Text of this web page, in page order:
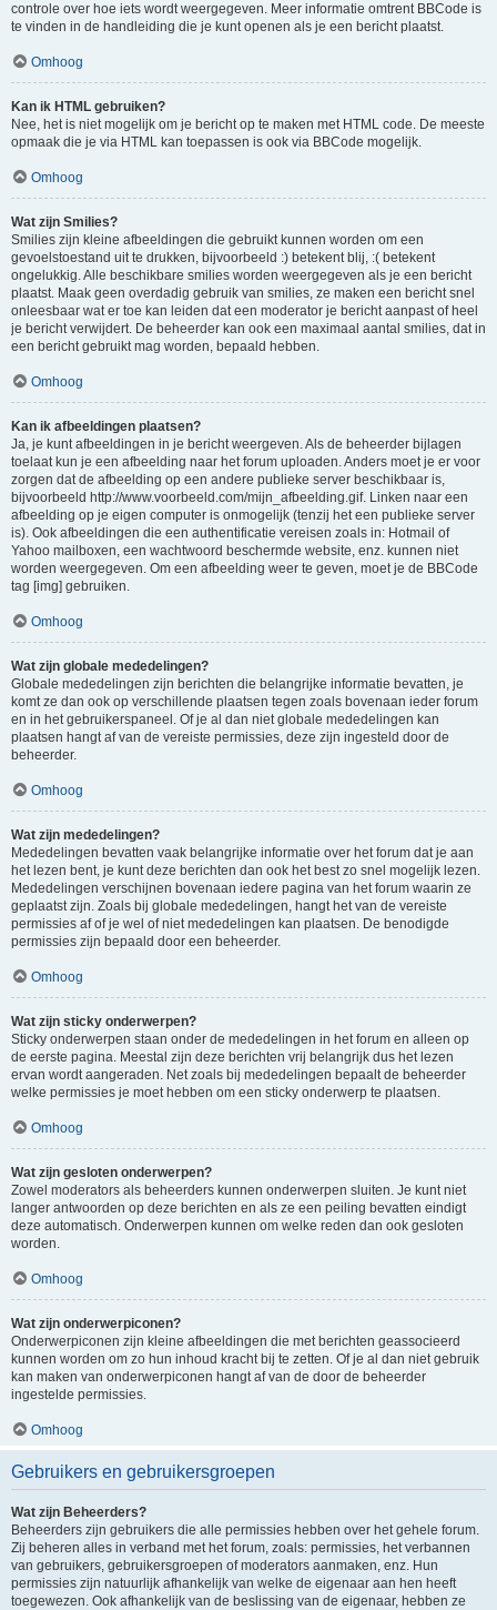
controle over hoe iets wordt weergegeven. Meer informatie omtrent BBCode is
te vinden in de handleiding die je kunt openen als je een bericht plaatst.
Omhoog
Kan ik HTML gebruiken?
Nee, het is niet mogelijk om je bericht op te maken met HTML code. De meeste
opmaak die je via HTML kan toepassen is ook via BBCode mogelijk.
Omhoog
Wat zijn Smilies?
Smilies zijn kleine afbeeldingen die gebruikt kunnen worden om een
gevoelstoestand uit te drukken, bijvoorbeeld :) betekent blij, :( betekent
ongelukkig. Alle beschikbare smilies worden weergegeven als je een bericht
plaatst. Maak geen overdadig gebruik van smilies, ze maken een bericht snel
onleesbaar wat er toe kan leiden dat een moderator je bericht aanpast of heel
je bericht verwijdert. De beheerder kan ook een maximaal aantal smilies, dat in
een bericht gebruikt mag worden, bepaald hebben.
Omhoog
Kan ik afbeeldingen plaatsen?
Ja, je kunt afbeeldingen in je bericht weergeven. Als de beheerder bijlagen
toelaat kun je een afbeelding naar het forum uploaden. Anders moet je er voor
zorgen dat de afbeelding op een andere publieke server beschikbaar is,
bijvoorbeeld http://www.voorbeeld.com/mijn_afbeelding.gif. Linken naar een
afbeelding op je eigen computer is onmogelijk (tenzij het een publieke server
is). Ook afbeeldingen die een authentificatie vereisen zoals in: Hotmail of
Yahoo mailboxen, een wachtwoord beschermde website, enz. kunnen niet
worden weergegeven. Om een afbeelding weer te geven, moet je de BBCode
tag [img] gebruiken.
Omhoog
Wat zijn globale mededelingen?
Globale mededelingen zijn berichten die belangrijke informatie bevatten, je
komt ze dan ook op verschillende plaatsen tegen zoals bovenaan ieder forum
en in het gebruikerspaneel. Of je al dan niet globale mededelingen kan
plaatsen hangt af van de vereiste permissies, deze zijn ingesteld door de
beheerder.
Omhoog
Wat zijn mededelingen?
Mededelingen bevatten vaak belangrijke informatie over het forum dat je aan
het lezen bent, je kunt deze berichten dan ook het best zo snel mogelijk lezen.
Mededelingen verschijnen bovenaan iedere pagina van het forum waarin ze
geplaatst zijn. Zoals bij globale mededelingen, hangt het van de vereiste
permissies af of je wel of niet mededelingen kan plaatsen. De benodigde
permissies zijn bepaald door een beheerder.
Omhoog
Wat zijn sticky onderwerpen?
Sticky onderwerpen staan onder de mededelingen in het forum en alleen op
de eerste pagina. Meestal zijn deze berichten vrij belangrijk dus het lezen
ervan wordt aangeraden. Net zoals bij mededelingen bepaalt de beheerder
welke permissies je moet hebben om een sticky onderwerp te plaatsen.
Omhoog
Wat zijn gesloten onderwerpen?
Zowel moderators als beheerders kunnen onderwerpen sluiten. Je kunt niet
langer antwoorden op deze berichten en als ze een peiling bevatten eindigt
deze automatisch. Onderwerpen kunnen om welke reden dan ook gesloten
worden.
Omhoog
Wat zijn onderwerpiconen?
Onderwerpiconen zijn kleine afbeeldingen die met berichten geassocieerd
kunnen worden om zo hun inhoud kracht bij te zetten. Of je al dan niet gebruik
kan maken van onderwerpiconen hangt af van de door de beheerder
ingestelde permissies.
Omhoog
Gebruikers en gebruikersgroepen
Wat zijn Beheerders?
Beheerders zijn gebruikers die alle permissies hebben over het gehele forum.
Zij beheren alles in verband met het forum, zoals: permissies, het verbannen
van gebruikers, gebruikersgroepen of moderators aanmaken, enz. Hun
permissies zijn natuurlijk afhankelijk van welke de eigenaar aan hen heeft
toegewezen. Ook afhankelijk van de beslissing van de eigenaar, hebben ze